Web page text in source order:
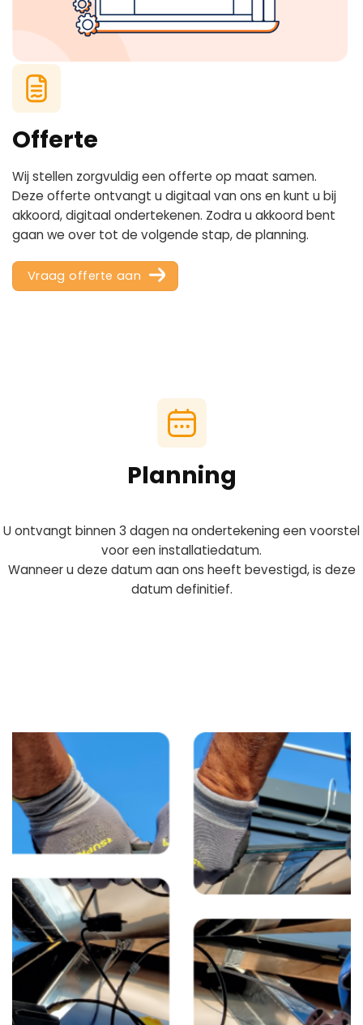
Offerte
Wij stellen zorgvuldig een offerte op maat samen.
Deze offerte ontvangt u digitaal van ons en kunt u bij
akkoord, digitaal ondertekenen. Zodra u akkoord bent
gaan we over tot de volgende stap, de planning.
Vraag offerte aan
Planning
U ontvangt binnen 3 dagen na ondertekening een voorstel
voor een installatiedatum.
Wanneer u deze datum aan ons heeft bevestigd, is deze
datum definitief.